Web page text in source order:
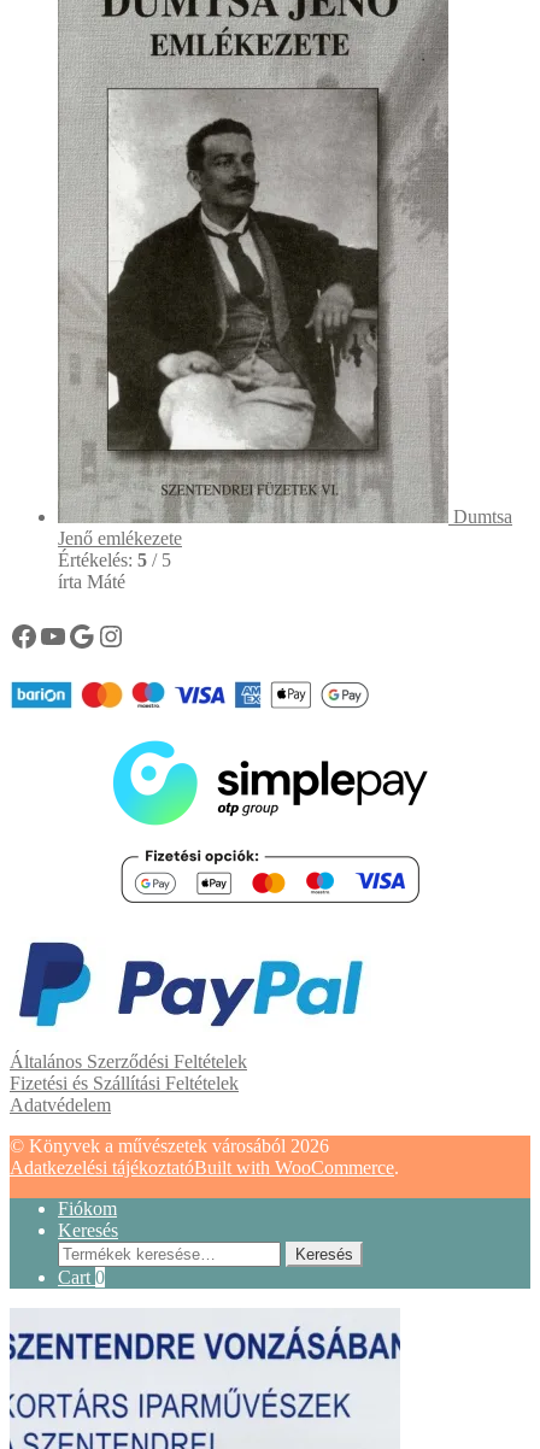
Dumtsa
Jenő emlékezete
Értékelés: 5 / 5
írta Máté
Könyvtárunk facebook oldala
Könyvtárunk YouTube csatornája
Google
Instagram
Általános Szerződési Feltételek
Fizetési és Szállítási Feltételek
Adatvédelem
© Könyvek a művészetek városából 2026
Adatkezelési tájékoztatóBuilt with WooCommerce.
Fiókom
Keresés
Keresés
a
következőre:
Keresés
Cart 0